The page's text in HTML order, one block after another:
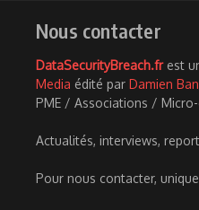
Nous contacter
DataSecurityBreach.frest
Media édité par Damien
PME / Associations /
Actualités, interviews,
Pour nous contacter,